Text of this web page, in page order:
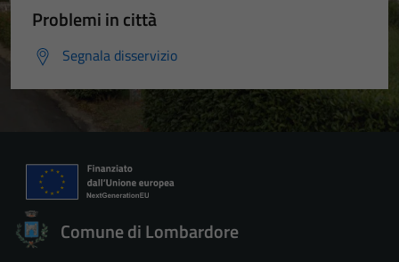
Problemi in città
Segnala disservizio
Comune di Lombardore